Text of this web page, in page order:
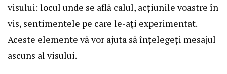
visului: locul unde se află calul, acțiunile voastre în
vis, sentimentele pe care le-ați experimentat.
Aceste elemente vă vor ajuta să înțelegeți mesajul
ascuns al visului.